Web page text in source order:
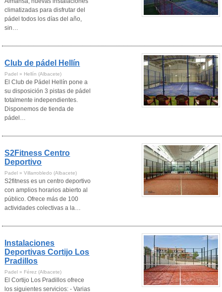
climatizadas para disfrutar del
pádel todos los días del año,
sin…
Club de pádel Hellín
Padel » Hellín (Albacete)
El Club de Pádel Hellín pone a
su disposición 3 pistas de pádel
totalmente independientes.
Disponemos de tienda de
pádel…
S2Fitness Centro
Deportivo
Padel » Villarrobledo (Albacete)
S2fitness es un centro deportivo
con amplios horarios abierto al
público. Ofrece más de 100
actividades colectivas a la…
Instalaciones
Deportivas Cortijo Los
Pradillos
Padel » Férez (Albacete)
El Cortijo Los Pradillos ofrece
los siguientes servicios: - Varias